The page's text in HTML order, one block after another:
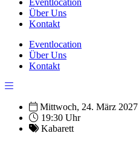
Eventlocation
Über Uns
Kontakt
Eventlocation
Über Uns
Kontakt
Mittwoch, 24. März 2027
19:30 Uhr
Kabarett